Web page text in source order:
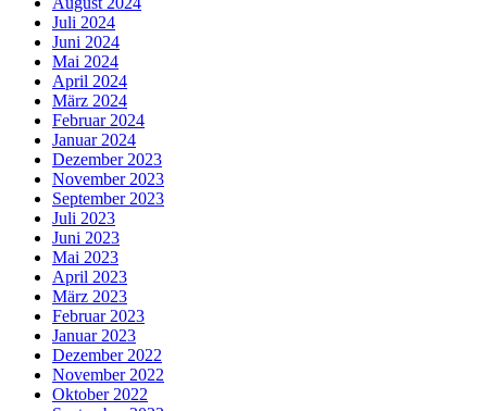
Juli 2024
Juni 2024
Mai 2024
April 2024
März 2024
Februar 2024
Januar 2024
Dezember 2023
November 2023
September 2023
Juli 2023
Juni 2023
Mai 2023
April 2023
März 2023
Februar 2023
Januar 2023
Dezember 2022
November 2022
Oktober 2022